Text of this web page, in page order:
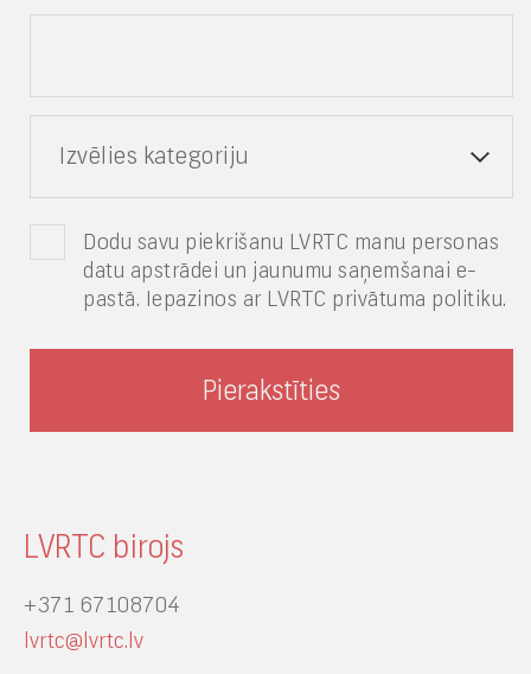
Izvēlies kategoriju
Dodu savu piekrišanu LVRTC manu personas
datu apstrādei un jaunumu saņemšanai e-
pastā. Iepazinos ar LVRTC privātuma politiku.
LVRTC birojs
+371 67108704
lvrtc@lvrtc.lv